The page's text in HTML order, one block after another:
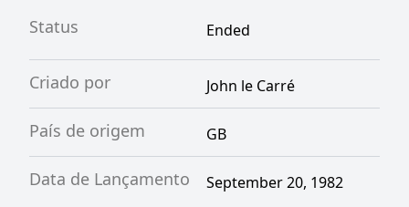
Status Ended
Criado por John le Carré
País de origem GB
Data de Lançamento September 20, 1982